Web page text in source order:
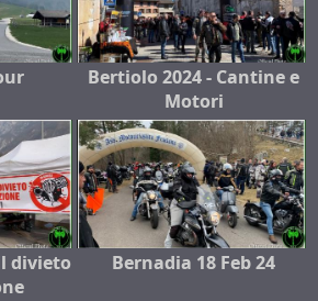
Bertiolo 2024 - Cantine e
Motori
divieto
Bernadia 18 Feb 24